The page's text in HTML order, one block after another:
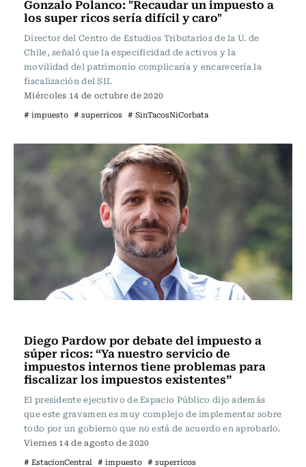
Gonzalo Polanco: "Recaudar un impuesto a
los super ricos sería difícil y caro"
Director del Centro de Estudios Tributarios de la U. de
Chile, señaló que la especificidad de activos y la
movilidad del patrimonio complicaría y encarecería la
fiscalización del SII.
Miércoles 14 de octubre de 2020
# impuesto # superricos # SinTacosNiCorbata
Diego Pardow por debate del impuesto a
súper ricos: “Ya nuestro servicio de
impuestos internos tiene problemas para
fiscalizar los impuestos existentes”
El presidente ejecutivo de Espacio Público dijo además
que este gravamen es muy complejo de implementar sobre
todo por un gobierno que no está de acuerdo en aprobarlo.
Viernes 14 de agosto de 2020
# EstacionCentral # impuesto # superricos